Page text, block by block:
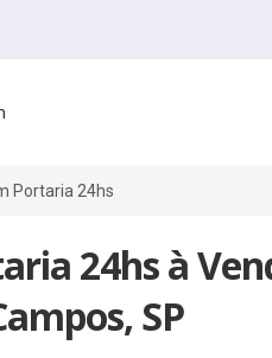
Portaria 24hs
24hs à
SP